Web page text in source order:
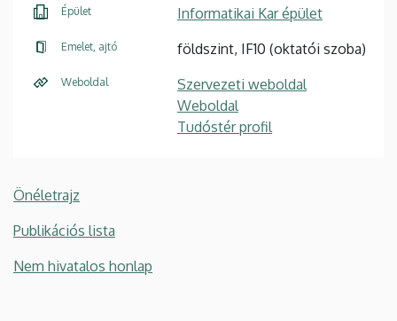
Épület Informatikai Kar épület
Emelet, ajtó földszint, IF10 (oktatói szoba)
Weboldal
Szervezeti weboldal
Weboldal
Tudóstér profil
Önéletrajz
Publikációs lista
Nem hivatalos honlap